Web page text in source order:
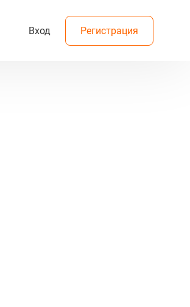
Вход Регистрация